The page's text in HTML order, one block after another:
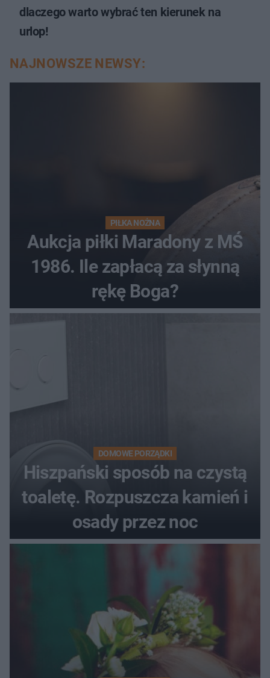
dlaczego warto wybrać ten kierunek na
urlop!
NAJNOWSZE NEWSY:
PIŁKA NOŻNA
Aukcja piłki Maradony z MŚ
1986. Ile zapłacą za słynną
rękę Boga?
DOMOWE PORZĄDKI
Hiszpański sposób na czystą
toaletę. Rozpuszcza kamień i
osady przez noc